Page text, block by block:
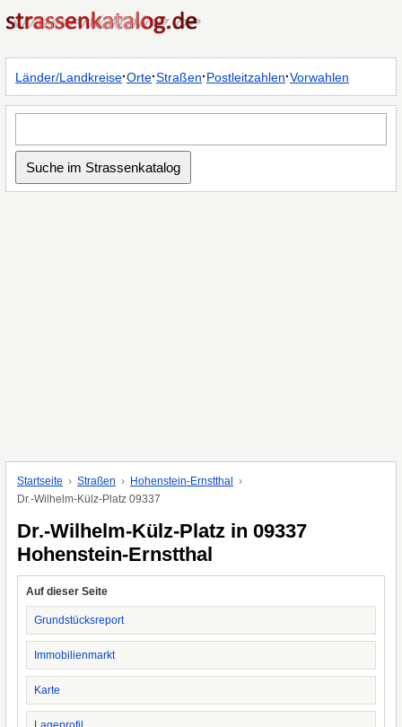
Länder/Landkreise·Orte·Straßen·Postleitzahlen·Vorwahlen
Startseite Straßen
Hohenstein-Ernstthal
Dr.-Wilhelm-Külz-Platz 09337
Dr.-Wilhelm-Külz-Platz in 09337
Hohenstein-Ernstthal
Auf dieser Seite
Grundstücksreport
Immobilienmarkt
Karte